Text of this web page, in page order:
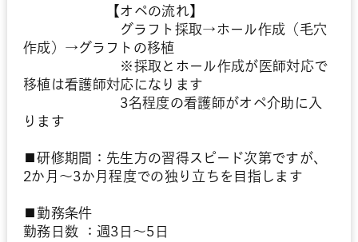
【オペの流れ】
グラフト採取→ホール作成（毛穴
作成）→グラフトの移植
※採取とホール作成が医師対応で
移植は看護師対応になります
3名程度の看護師がオペ介助に入
ります
■研修期間：先生方の習得スピード次第ですが、
2か月～3か月程度での独り立ちを目指します
■勤務条件
勤務日数 ：週3日～5日